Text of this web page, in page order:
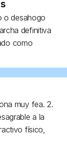
o desahogo
definitiva
como
muy fea. 2.
a la
físico,